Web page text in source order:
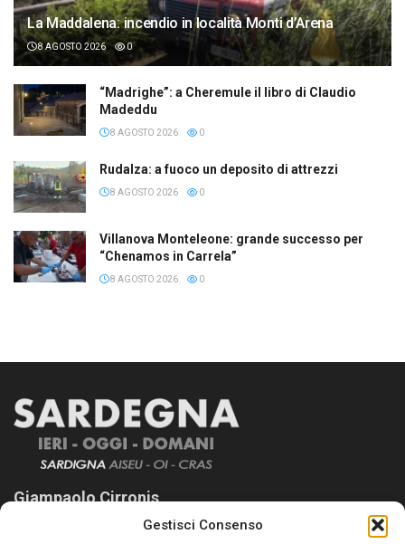
Gestisci Consenso
La Maddalena: incendio in località Monti d’Arena
8 AGOSTO 2026 0
“Madrighe”: a Cheremule il libro di Claudio
Madeddu
8 AGOSTO 2026 0
Rudalza: a fuoco un deposito di attrezzi
8 AGOSTO 2026 0
Villanova Monteleone: grande successo per
“Chenamos in Carrela”
8 AGOSTO 2026 0
Giampaolo Cirronis
Sardegna Ieri-Oggi-Domani nasce per informare “liberamente” i